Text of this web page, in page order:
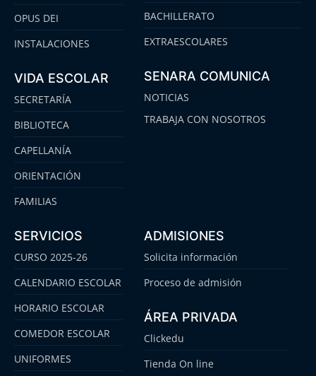
OPUS DEI
INSTALACIONES
VIDA ESCOLAR
SECRETARÍA
BIBLIOTECA
CAPELLANÍA
ORIENTACIÓN
FAMILIAS
BACHILLERATO
EXTRAESCOLARES
SENARA COMUNICA
NOTICIAS
TRABAJA CON NOSOTROS
SERVICIOS
CURSO 2025-26
CALENDARIO ESCOLAR
HORARIO ESCOLAR
COMEDOR ESCOLAR
UNIFORMES
ADMISIONES
Solicita información
Proceso de admisión
ÁREA PRIVADA
Clickedu
Tienda On line